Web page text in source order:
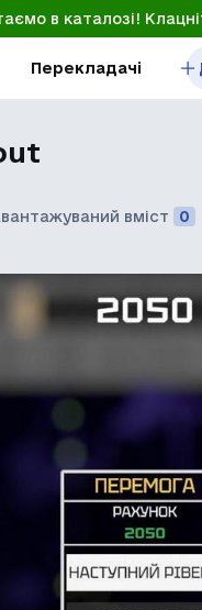
в каталозі!
Перекладачі
вміст 0